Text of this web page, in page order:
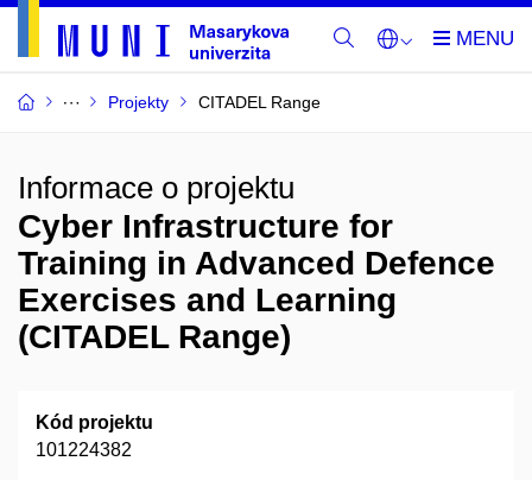
Projekty CITADEL Range
Informace o projektu
Cyber Infrastructure for
Training in Advanced Defence
Exercises and Learning
(CITADEL Range)
Kód projektu
101224382